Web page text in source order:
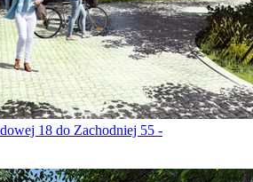
18 do Zachodniej 55 -